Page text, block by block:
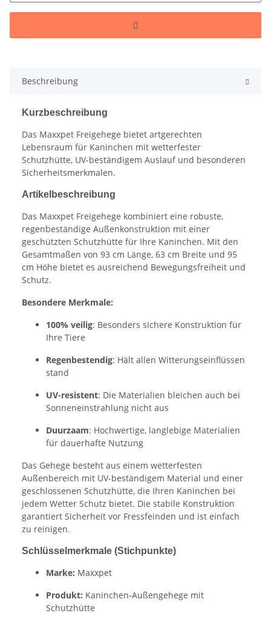
Beschreibung
Kurzbeschreibung
Das Maxxpet Freigehege bietet artgerechten
Lebensraum für Kaninchen mit wetterfester
Schutzhütte, UV-beständigem Auslauf und besonderen
Sicherheitsmerkmalen.
Artikelbeschreibung
Das Maxxpet Freigehege kombiniert eine robuste,
regenbeständige Außenkonstruktion mit einer
geschützten Schutzhütte für Ihre Kaninchen. Mit den
Gesamtmaßen von 93 cm Länge, 63 cm Breite und 95
cm Höhe bietet es ausreichend Bewegungsfreiheit und
Schutz.
Besondere Merkmale:
100% veilig: Besonders sichere Konstruktion für
Ihre Tiere
Regenbestendig: Hält allen Witterungseinflüssen
stand
UV-resistent: Die Materialien bleichen auch bei
Sonneneinstrahlung nicht aus
Duurzaam: Hochwertige, langlebige Materialien
für dauerhafte Nutzung
Das Gehege besteht aus einem wetterfesten
Außenbereich mit UV-beständigem Material und einer
geschlossenen Schutzhütte, die Ihren Kaninchen bei
jedem Wetter Schutz bietet. Die stabile Konstruktion
garantiert Sicherheit vor Fressfeinden und ist einfach
zu reinigen.
Schlüsselmerkmale (Stichpunkte)
Marke: Maxxpet
Produkt: Kaninchen-Außengehege mit
Schutzhütte